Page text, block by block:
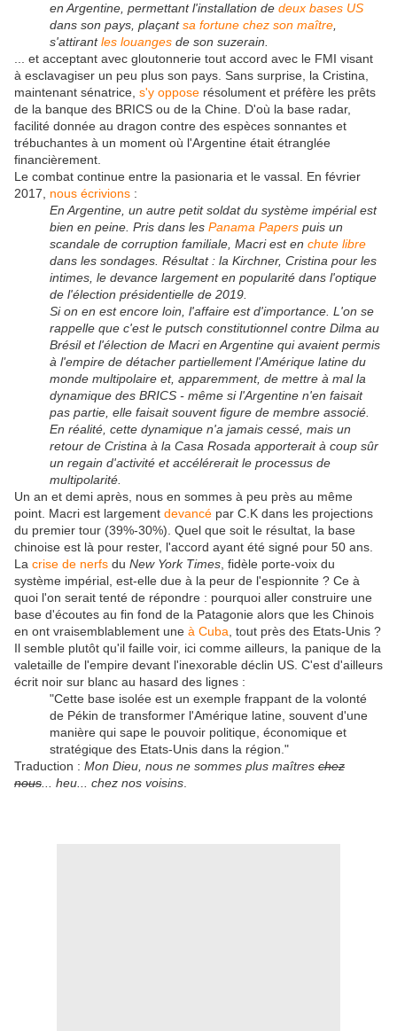
en Argentine, permettant l'installation de deux bases US
dans son pays, plaçantsa fortune chez son maître
s'attirantles louanges de son suzerain.
... et acceptant avec gloutonnerie tout accord avec le FMI visant
à esclavagiser un peu plus son pays. Sans surprise, la Cristina,
maintenant sénatrice, s'y oppose résolument et préfère les prêts
de la banque des BRICS ou de la Chine. D'où la base radar,
facilité donnée au dragon contre des espèces sonnantes et
trébuchantes à un moment où l'Argentine était étranglée
financièrement.
Le combat continue entre la pasionaria et le vassal. En février
2017, nous écrivions :
En Argentine, un autre petit soldat du système impérial est
bien en peine. Pris dans les Panama Papers puis un
scandale de corruption familiale, Macri est en chute libre
dans les sondages. Résultat : la Kirchner, Cristina pour les
intimes, le devance largement en popularité dans l'optique
de l'élection présidentielle de 2019.
Si on en est encore loin, l'affaire est d'importance. L'on se
rappelle que c'est le putsch constitutionnel contre Dilma au
Brésil et l'élection de Macri en Argentine qui avaient permis
à l'empire de détacher partiellement l'Amérique latine du
monde multipolaire et, apparemment, de mettre à mal la
dynamique des BRICS - même si l'Argentine n'en faisait
pas partie, elle faisait souvent figure de membre associé.
En réalité, cette dynamique n'a jamais cessé, mais un
retour de Cristina à la Casa Rosada apporterait à coup sûr
un regain d'activité et accélérerait le processus de
multipolarité.
Un an et demi après, nous en sommes à peu près au même
point. Macri est largement devancé par C.K dans les projections
du premier tour (39%-30%). Quel que soit le résultat, la base
chinoise est là pour rester, l'accord ayant été signé pour 50 ans.
La crise de nerfs du New York Times , fidèle porte-voix du
système impérial, est-elle due à la peur de l'espionnite ? Ce à
quoi l'on serait tenté de répondre : pourquoi aller construire une
base d'écoutes au fin fond de la Patagonie alors que les Chinois
en ont vraisemblablement une à Cuba , tout près des Etats-Unis ?
Il semble plutôt qu'il faille voir, ici comme ailleurs, la panique de la
valetaille de l'empire devant l'inexorable déclin US. C'est d'ailleurs
écrit noir sur blanc au hasard des lignes :
"Cette base isolée est un exemple frappant de la volonté
de Pékin de transformer l'Amérique latine, souvent d'une
manière qui sape le pouvoir politique, économique et
stratégique des Etats-Unis dans la région."
Traduction : Mon Dieu, nous ne sommes plus maîtres chez
nous ... heu... chez nos voisins